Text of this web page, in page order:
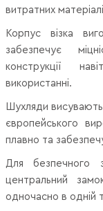
витратних
Корпус візка
забезпечує
конструкції
використанні.
Шухляди
європейського
плавно та
Для безпечного
центральний
одночасно в одній